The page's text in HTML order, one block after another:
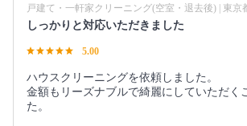
戸建て・一軒家クリーニング(空室・退去後) | 東京
しっかりと対応いただきました
5.00
ハウスクリーニングを依頼しました。
金額もリーズナブルで綺麗にしていただく
た。